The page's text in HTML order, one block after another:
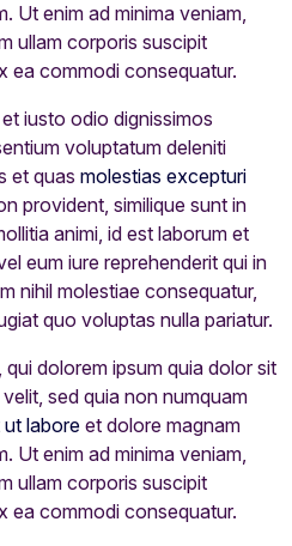
Ut enim ad minima veniam,
ullam corporis suscipit
ea commodi consequatur.
iusto odio dignissimos
voluptatum deleniti
et quas molestias excepturi
provident, similique sunt in
animi, id est laborum et
eum iure reprehenderit qui in
nihil molestiae consequatur,
quo voluptas nulla pariatur.
dolorem ipsum quia dolor sit
sed quia non numquam
laboreet dolore magnam
Ut enim ad minima veniam,
ullam corporis suscipit
ea commodi consequatur.